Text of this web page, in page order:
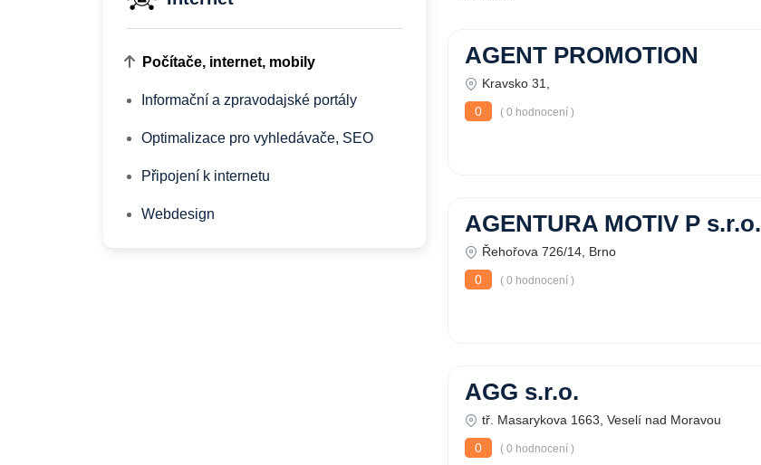
Počítače, internet, mobily
Informační a zpravodajské portály
Optimalizace pro vyhledávače, SEO
Připojení k internetu
Webdesign
AGENT PROMOTION
Kravsko 31,
0
( 0 hodnocení )
AGENTURA MOTIV P s.r.o.
Řehořova 726/14, Brno
0
( 0 hodnocení )
AGG s.r.o.
tř. Masarykova 1663, Veselí nad Moravou
0
( 0 hodnocení )